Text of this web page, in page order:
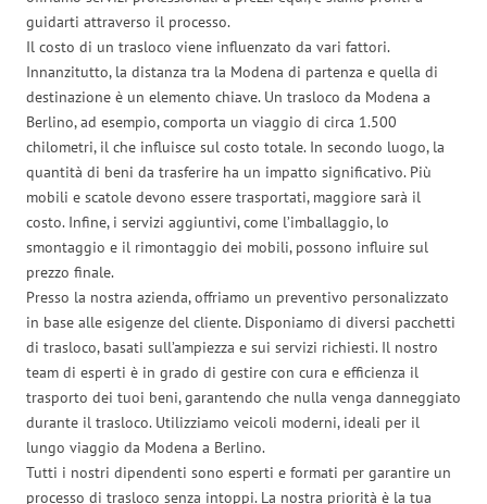
guidarti attraverso il processo.
Il costo di un trasloco viene influenzato da vari fattori.
Innanzitutto, la distanza tra la Modena di partenza e quella di
destinazione è un elemento chiave. Un trasloco da Modena a
Berlino, ad esempio, comporta un viaggio di circa 1.500
chilometri, il che influisce sul costo totale. In secondo luogo, la
quantità di beni da trasferire ha un impatto significativo. Più
mobili e scatole devono essere trasportati, maggiore sarà il
costo. Infine, i servizi aggiuntivi, come l’imballaggio, lo
smontaggio e il rimontaggio dei mobili, possono influire sul
prezzo finale.
Presso la nostra azienda, offriamo un preventivo personalizzato
in base alle esigenze del cliente. Disponiamo di diversi pacchetti
di trasloco, basati sull’ampiezza e sui servizi richiesti. Il nostro
team di esperti è in grado di gestire con cura e efficienza il
trasporto dei tuoi beni, garantendo che nulla venga danneggiato
durante il trasloco. Utilizziamo veicoli moderni, ideali per il
lungo viaggio da Modena a Berlino.
Tutti i nostri dipendenti sono esperti e formati per garantire un
processo di trasloco senza intoppi. La nostra priorità è la tua